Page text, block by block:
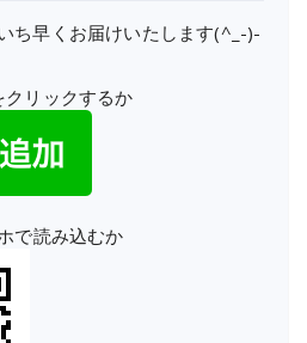
ち早くお届けいたします(^_-)-
クリックするか
で読み込むか